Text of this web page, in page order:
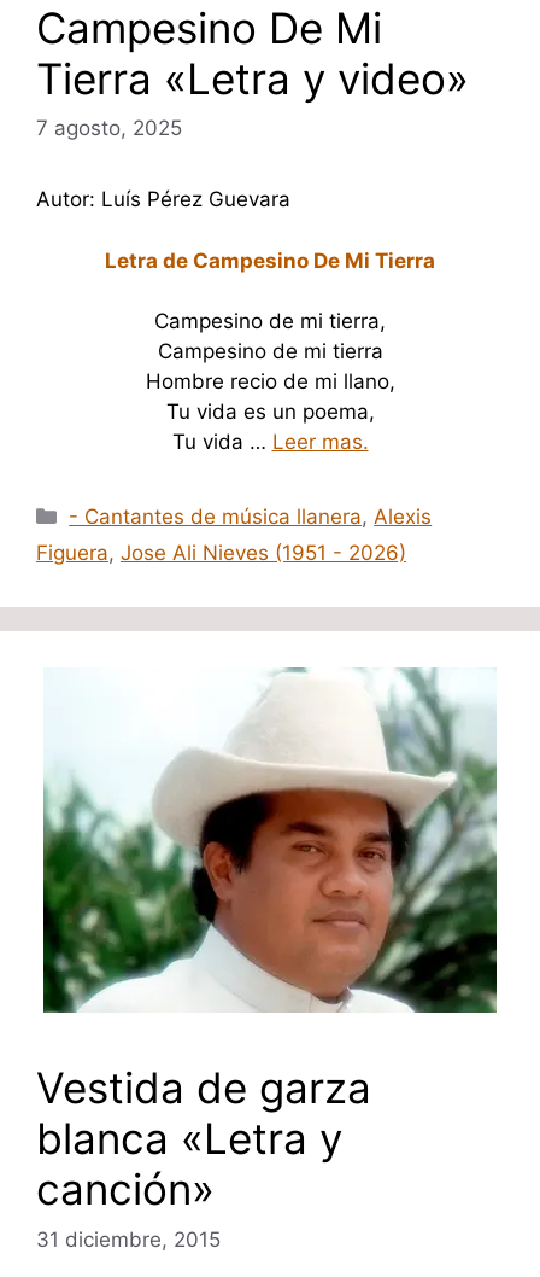
Campesino De Mi
Tierra «Letra y video»
7 agosto, 2025
Autor: Luís Pérez Guevara
Letra de Campesino De Mi Tierra
Campesino de mi tierra,
Campesino de mi tierra
Hombre recio de mi llano,
Tu vida es un poema,
Tu vida … Leer mas.
Categorías
- Cantantes de música llanera,Alexis
Figuera, Jose Ali Nieves (1951 - 2026)
Vestida de garza
blanca «Letra y
canción»
31 diciembre, 2015